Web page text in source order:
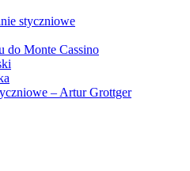
styczniowe
do Monte Cassino
– Artur Grottger